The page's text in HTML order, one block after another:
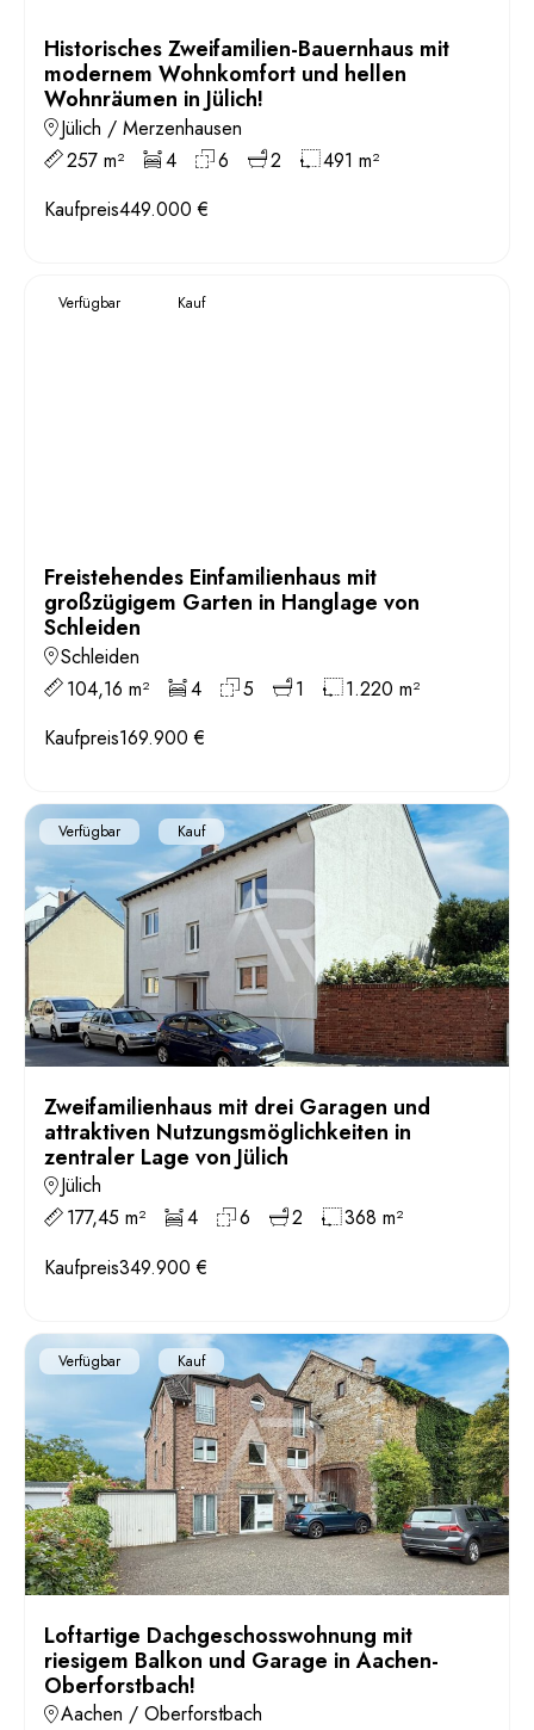
Historisches Zweifamilien-Bauernhaus mit
modernem Wohnkomfort und hellen
Wohnräumen in Jülich!
Jülich / Merzenhausen
257 m²
4 6 2
491 m²
Kaufpreis449.000 €
Verfügbar Kauf
Freistehendes Einfamilienhaus mit
großzügigem Garten in Hanglage von
Schleiden
Schleiden
104,16 m²
4 5 1
1.220 m²
Kaufpreis169.900 €
Verfügbar Kauf
Zweifamilienhaus mit drei Garagen und
attraktiven Nutzungsmöglichkeiten in
zentraler Lage von Jülich
Jülich
177,45 m²
4 6 2
368 m²
Kaufpreis349.900 €
Verfügbar Kauf
Loftartige Dachgeschosswohnung mit
riesigem Balkon und Garage in Aachen-
Oberforstbach!
Aachen / Oberforstbach